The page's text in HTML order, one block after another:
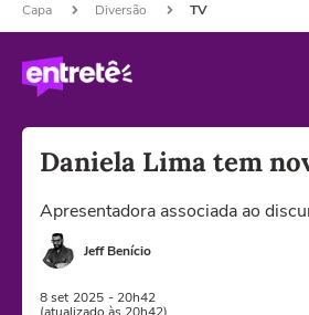
Capa Diversão TV
Daniela Lima tem
Apresentadora associada ao
Jeff Benício
8 set 2025 - 20h42